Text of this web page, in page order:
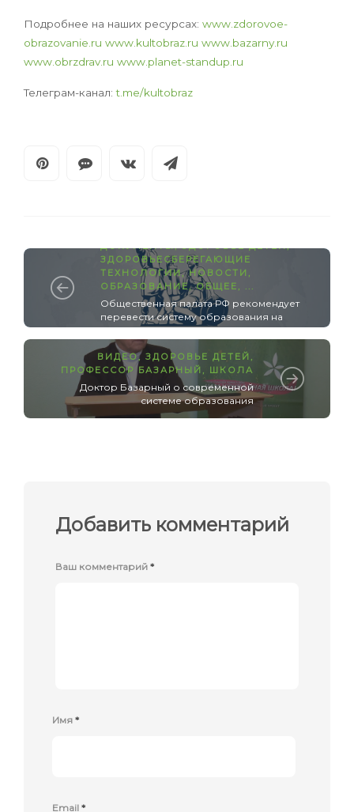
Подробнее на наших ресурсах: www.zdorovoe-
obrazovanie.ru www.kultobraz.ru www.bazarny.ru
www.obrzdrav.ru www.planet-standup.ru
Телеграм-канал: t.me/kultobraz
ЗДОРОВЬЕСБЕРЕГАЮЩИЕ
ТЕХНОЛОГИИ,НОВОСТИ
ОБРАЗОВАНИЕ,ОБЩЕЕ
Общественная палата РФ рекомендует
перевести систему образования на
здоровьеразвивающую основу
ВИДЕО, ЗДОРОВЬЕ ДЕТЕЙ ,
ПРОФЕССОР БАЗАРНЫЙ , ШКОЛА
Доктор Базарный о современной
системе образования
Добавить комментарий
Ваш комментарий *
Имя *
Email *